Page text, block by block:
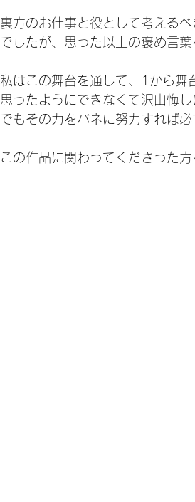
裏方のお仕事と役として考える
でしたが、思った以上の褒め言葉
私はこの舞台を通して、1から舞
思ったようにできなくて沢山悔し
でもその力をバネに努力すれば必
この作品に関わってくださった